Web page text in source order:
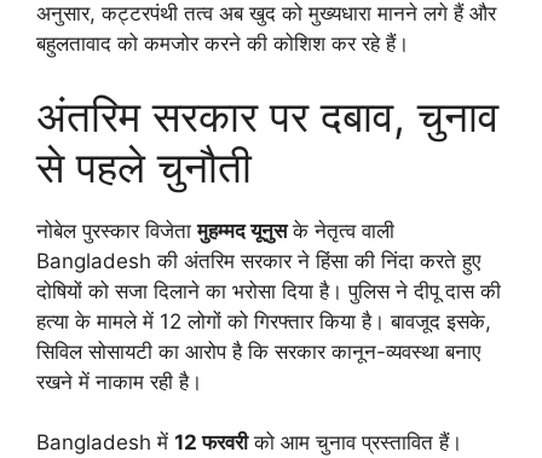
अनुसार, कट्टरपंथी तत्व अब खुद को मुख्यधारा मानने लगे हैं और
बहुलतावाद को कमजोर करने की कोशिश कर रहे हैं।
अंतरिम सरकार पर दबाव, चुनाव
से पहले चुनौती
नोबेल पुरस्कार विजेतामुहम्मद यूनुसके नेतृत्व वाली
Bangladesh की अंतरिम सरकार ने हिंसा की निंदा करते हुए
दोषियों को सजा दिलाने का भरोसा दिया है। पुलिस ने दीपू दास की
हत्या के मामले में 12 लोगों को गिरफ्तार किया है। बावजूद इसके,
सिविल सोसायटी का आरोप है कि सरकार कानून-व्यवस्था बनाए
रखने में नाकाम रही है।
Bangladesh में 12 फरवरीको आम चुनाव प्रस्तावित हैं।